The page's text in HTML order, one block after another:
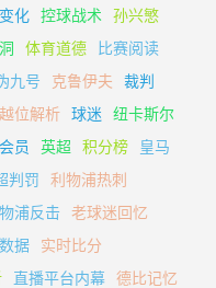
化 控球战术
孙兴慜
体育道德
比赛阅读
九号 克鲁伊夫
裁判
越位解析 球迷
纽卡斯尔
员 英超 积分榜
皇马
判罚
利物浦热刺
浦反击
老球迷回忆
据
实时比分
直播平台内幕
德比记忆